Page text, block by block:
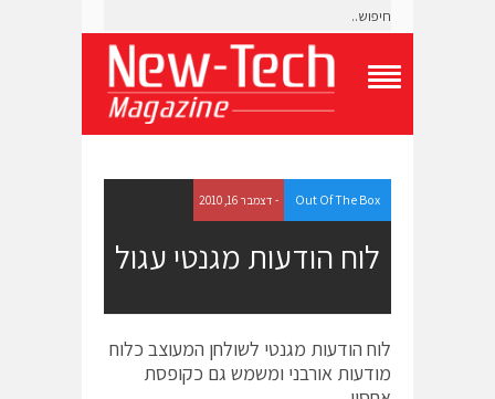
g
l
e
N
a
i
o
Out Of The Box - דצמבר 16, 2010
לוח הודעות מגנטי עגול
לוח הודעות מגנטי לשולחן המעוצב כלוח
מודעות אורבני ומשמש גם כקופסת